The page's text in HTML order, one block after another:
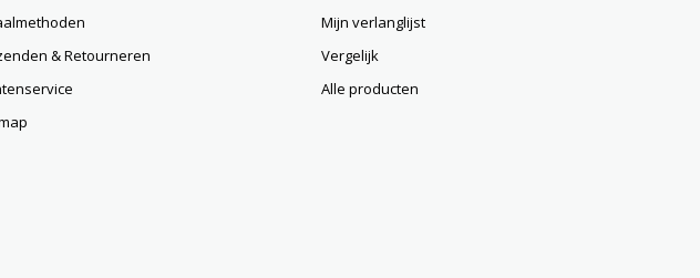
& Retourneren
Mijn verlanglijst
Vergelijk
Alle producten